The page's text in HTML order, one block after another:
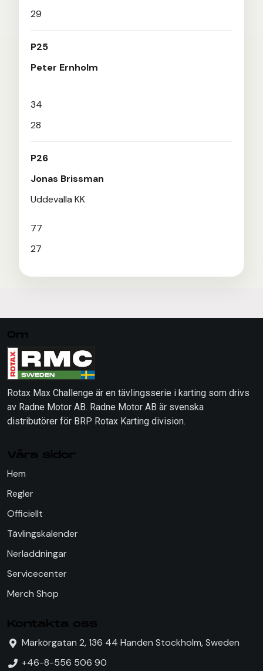
29
P25
Peter Ernholm
34
28
P26
Jonas Brissman
Uddevalla KK
77
27
Om
Rotax Max Challenge är en tävlingsserie i karting som drivs
av Radne Motor AB. Radne Motor AB är svenska
distributörer för BRP Rotax Karting division.
Våra sidor
Hem
Regler
Officiellt
Tävlingskalender
Nerladdningar
Servicecenter
Merch Shop
Kontakta oss
Markörgatan 2, 136 44 Handen Stockholm, Sweden
+46-8-556 506 90